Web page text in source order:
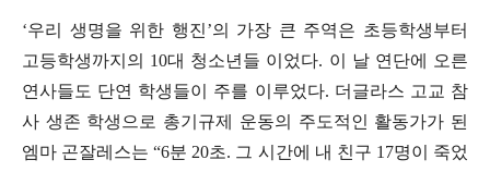
‘우리 생명을 위한 행진’의 가장 큰 주역은 초등학생부터
고등학생까지의 10대 청소년들 이었다. 이 날 연단에 오른
연사들도 단연 학생들이 주를 이루었다. 더글라스 고교 참
사 생존 학생으로 총기규제 운동의 주도적인 활동가가 된
엠마 곤잘레스는“6분 20초. 그 시간에 내 친구 17명이 죽었